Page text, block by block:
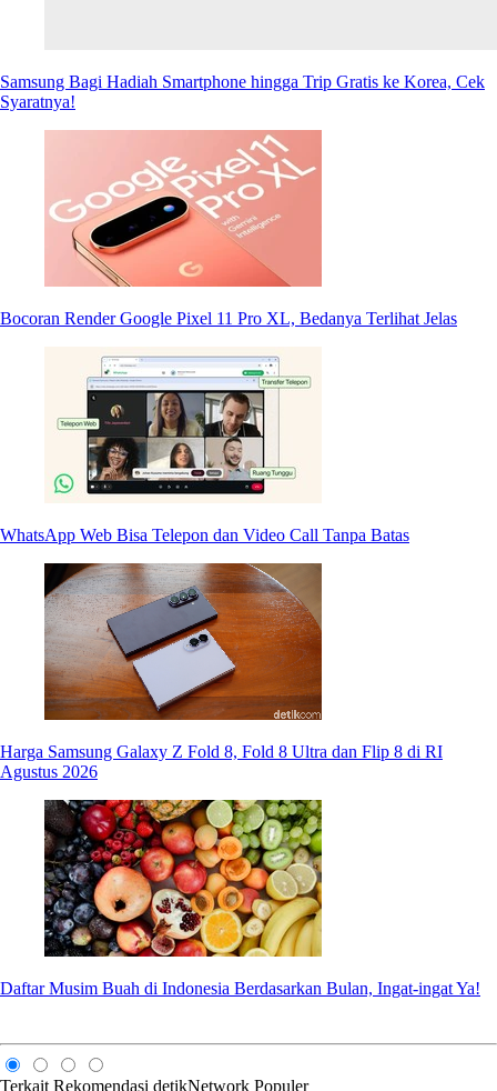
Samsung Bagi Hadiah Smartphone hingga Trip Gratis ke Korea, Cek
Syaratnya!
Bocoran Render Google Pixel 11 Pro XL, Bedanya Terlihat Jelas
WhatsApp Web Bisa Telepon dan Video Call Tanpa Batas
Harga Samsung Galaxy Z Fold 8, Fold 8 Ultra dan Flip 8 di RI
Agustus 2026
Daftar Musim Buah di Indonesia Berdasarkan Bulan, Ingat-ingat Ya!
Terkait Rekomendasi detikNetwork Populer